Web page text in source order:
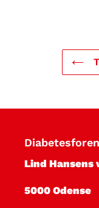
Lind Hansens
5000 Odense